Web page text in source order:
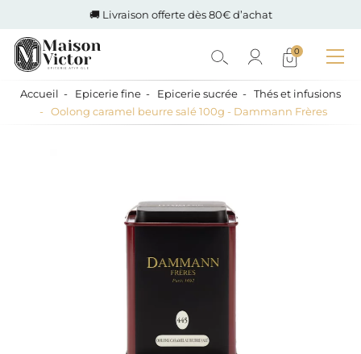
🚚 Livraison offerte dès 80€ d’achat
0
Accueil Epicerie fine Epicerie sucrée
Thés et infusions
Oolong caramel beurre salé 100g - Dammann Frères